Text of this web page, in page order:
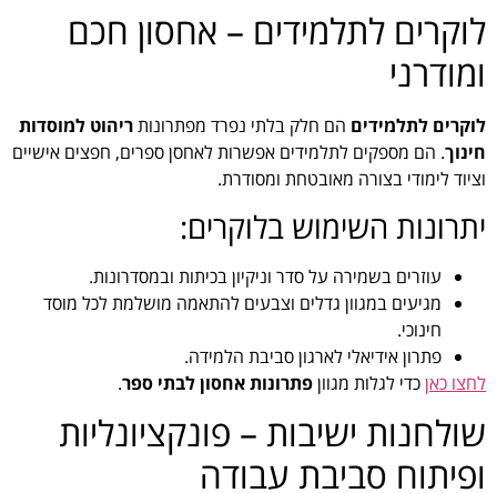
לוקרים לתלמידים – אחסון חכם
ומודרני
לוקרים לתלמידים הם חלק בלתי נפרד מפתרונותריהוט למוסדות
חינוך. הם מספקים לתלמידים אפשרות לאחסן ספרים, חפצים אישיים
וציוד לימודי בצורה מאובטחת ומסודרת.
יתרונות השימוש בלוקרים:
עוזרים בשמירה על סדר וניקיון בכיתות ובמסדרונות.
מגיעים במגוון גדלים וצבעים להתאמה מושלמת לכל מוסד
חינוכי.
פתרון אידיאלי לארגון סביבת הלמידה.
לחצו כאןכדי לגלות מגווןפתרונות אחסון לבתי ספר.
שולחנות ישיבות – פונקציונליות
ופיתוח סביבת עבודה